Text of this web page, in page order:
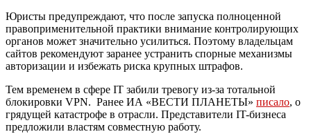
Юристы предупреждают, что после запуска полноценной
правоприменительной практики внимание контролирующих
органов может значительно усилиться. Поэтому владельцам
сайтов рекомендуют заранее устранить спорные механизмы
авторизации и избежать риска крупных штрафов.
Тем временем в сфере IT забили тревогу из-за тотальной
блокировки VPN. Ранее ИА «ВЕСТИ ПЛАНЕТЫ» писало, о
грядущей катастрофе в отрасли. Представители IT-бизнеса
предложили властям совместную работу.